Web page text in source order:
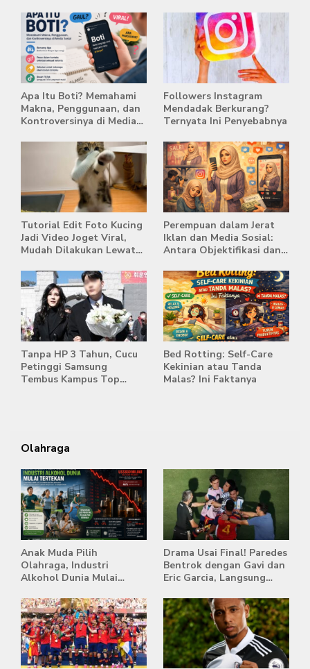
Apa Itu Boti? Memahami
Makna, Penggunaan, dan
Kontroversinya di Media
Followers Instagram
Mendadak Berkurang?
Ternyata Ini Penyebabnya
Tutorial Edit Foto Kucing
Jadi Video Joget Viral,
Mudah Dilakukan Lewat
Perempuan dalam Jerat
Iklan dan Media Sosial:
Antara Objektifikasi dan
Tanpa HP 3 Tahun, Cucu
Petinggi Samsung
Tembus Kampus Top
Bed Rotting: Self-Care
Kekinian atau Tanda
Malas? Ini Faktanya
Olahraga
Anak Muda Pilih
Olahraga, Industri
Alkohol Dunia Mulai
Drama Usai Final! Paredes
Bentrok dengan Gavi dan
Eric Garcia, Langsung